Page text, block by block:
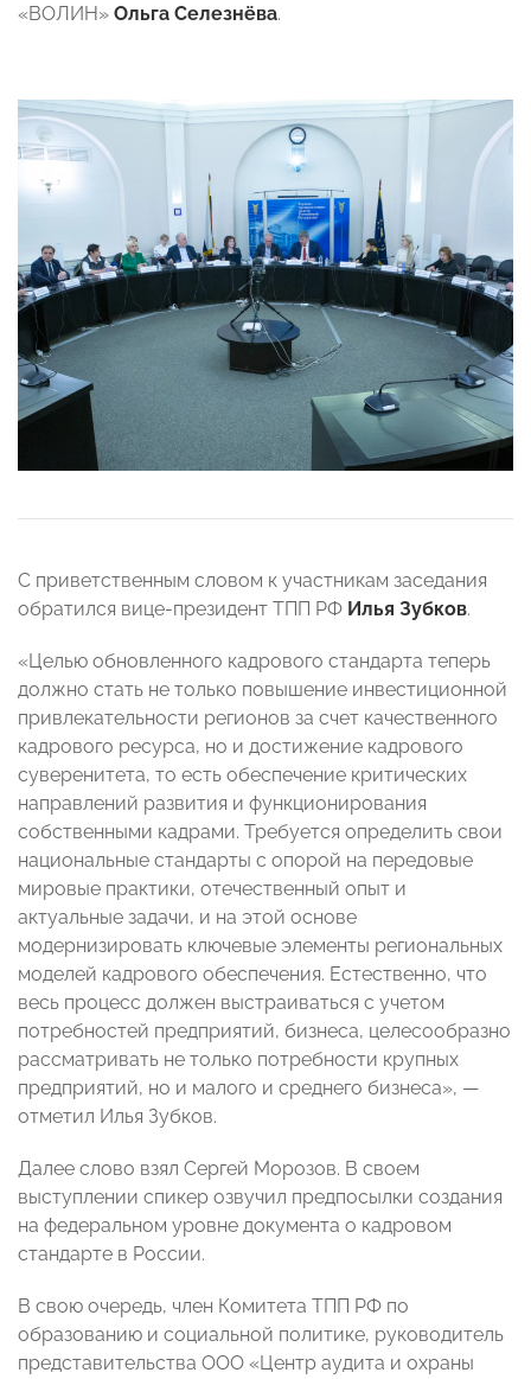
«ВОЛИН» Ольга Селезнёва.
С приветственным словом к участникам заседания
обратился вице-президент ТПП РФ Илья Зубков.
«Целью обновленного кадрового стандарта теперь
должно стать не только повышение инвестиционной
привлекательности регионов за счет качественного
кадрового ресурса, но и достижение кадрового
суверенитета, то есть обеспечение критических
направлений развития и функционирования
собственными кадрами. Требуется определить свои
национальные стандарты с опорой на передовые
мировые практики, отечественный опыт и
актуальные задачи, и на этой основе
модернизировать ключевые элементы региональных
моделей кадрового обеспечения. Естественно, что
весь процесс должен выстраиваться с учетом
потребностей предприятий, бизнеса, целесообразно
рассматривать не только потребности крупных
предприятий, но и малого и среднего бизнеса», —
отметил Илья Зубков.
Далее слово взял Сергей Морозов. В своем
выступлении спикер озвучил предпосылки создания
на федеральном уровне документа о кадровом
стандарте в России.
В свою очередь, член Комитета ТПП РФ по
образованию и социальной политике, руководитель
представительства ООО «Центр аудита и охраны